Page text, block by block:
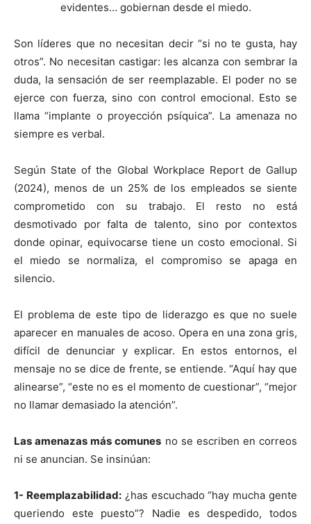
evidentes… gobiernan desde el miedo.
Son líderes que no necesitan decir “si no te gusta, hay
otros”. No necesitan castigar: les alcanza con sembrar la
duda, la sensación de ser reemplazable. El poder no se
ejerce con fuerza, sino con control emocional. Esto se
llama “implante o proyección psíquica”. La amenaza no
siempre es verbal.
Según State of the Global Workplace Report de Gallup
(2024), menos de un 25% de los empleados se siente
comprometido con su trabajo. El resto no está
desmotivado por falta de talento, sino por contextos
donde opinar, equivocarse tiene un costo emocional. Si
el miedo se normaliza, el compromiso se apaga en
silencio.
El problema de este tipo de liderazgo es que no suele
aparecer en manuales de acoso. Opera en una zona gris,
difícil de denunciar y explicar. En estos entornos, el
mensaje no se dice de frente, se entiende. “Aquí hay que
alinearse”, “este no es el momento de cuestionar”, “mejor
no llamar demasiado la atención”.
Las amenazas más comunes no se escriben en correos
ni se anuncian. Se insinúan:
1- Reemplazabilidad:¿has escuchado “hay mucha gente
queriendo este puesto”? Nadie es despedido, todos